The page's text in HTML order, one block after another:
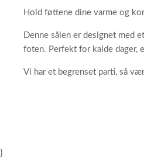
Hold føttene dine varme og
Denne sålen er designet
foten. Perfekt for kalde dager,
Vi har et begrenset parti, så
}